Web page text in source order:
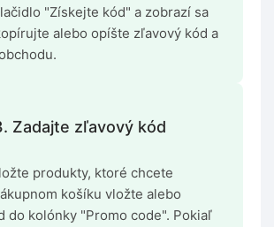
"Získejte kód" a zobrazí sa
alebo opíšte zľavový kód a
Zadajte zľavový kód
produkty, ktoré chcete
košíku vložte alebo
do kolónky "Promo code". Pokiaľ